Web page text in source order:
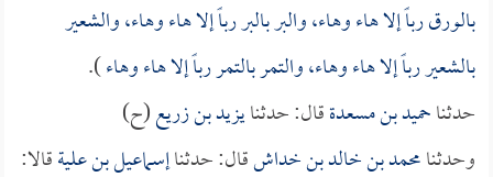
بالورق رباً إلا هاء وهاء، والبر بالبر رباً إلا هاء وهاء، والشعير
بالشعير رباً إلا هاء وهاء، والتمر بالتمر رباً إلا هاء وهاء).
حدثناحميد بن مسعدةقال: حدثنايزيد بن زريع(ح)
وحدثنامحمد بن خالد بن خداشقال: حدثناإسماعيل بن عليةقالا: